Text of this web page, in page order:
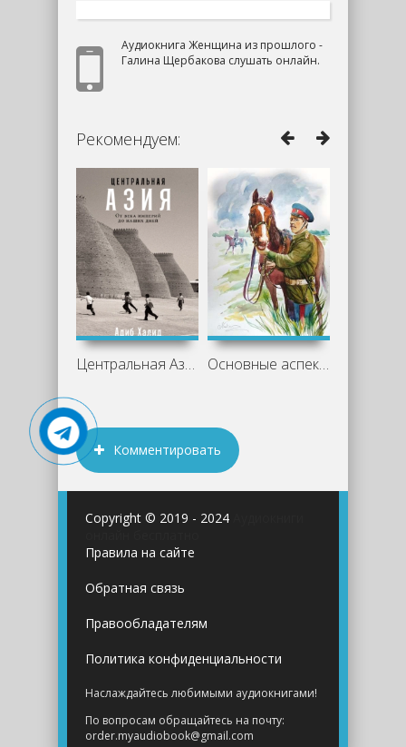
Аудиокнига Женщина из прошлого -
Галина Щербакова слушать онлайн.
Рекомендуем:
Центральная Азия: От века империй до Основные аспекты романа «Казачий крест»
Комментировать
Copyright © 2019 - 2024
Правила на сайте
Обратная связь
Правообладателям
Политика конфиденциальности
Наслаждайтесь любимыми аудиокнигами!
По вопросам обращайтесь на почту:
order.myaudiobook@gmail.com